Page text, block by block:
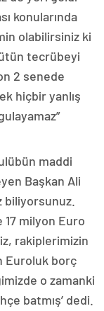
konularında
olabilirsiniz ki
tecrübeyi
2 senede
hiçbir yanlış
maddi
Başkan Ali
biliyorsunuz.
17 milyon Euro
rakiplerimizin
Euroluk borç
o zamanki
batmış’ dedi.